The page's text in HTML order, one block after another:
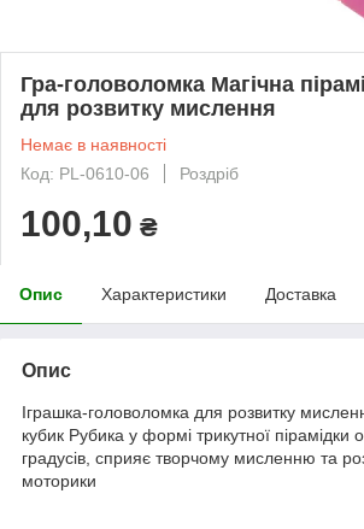
Гра-головоломка Магічна
для розвитку мислення
Немає в наявності
Код: PL-0610-06
Роздріб
100,10 ₴
Опис Характеристики Доставка
Опис
Іграшка-головоломка для розвитку
кубик Рубика у формі трикутної пірамідки
градусів, сприяє творчому мисленню та
моторики